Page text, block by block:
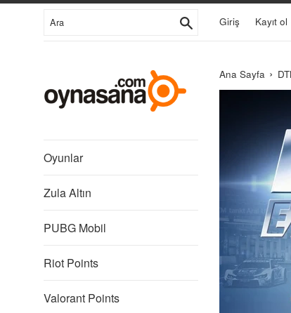
İçeriğe
Giriş Kayıt ol
Oyunlar
Zula Altın
PUBG Mobil
Riot Points
Valorant Points
Ana Sayfa ›